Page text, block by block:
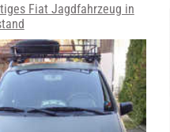
Fiat Jagdfahrzeug in